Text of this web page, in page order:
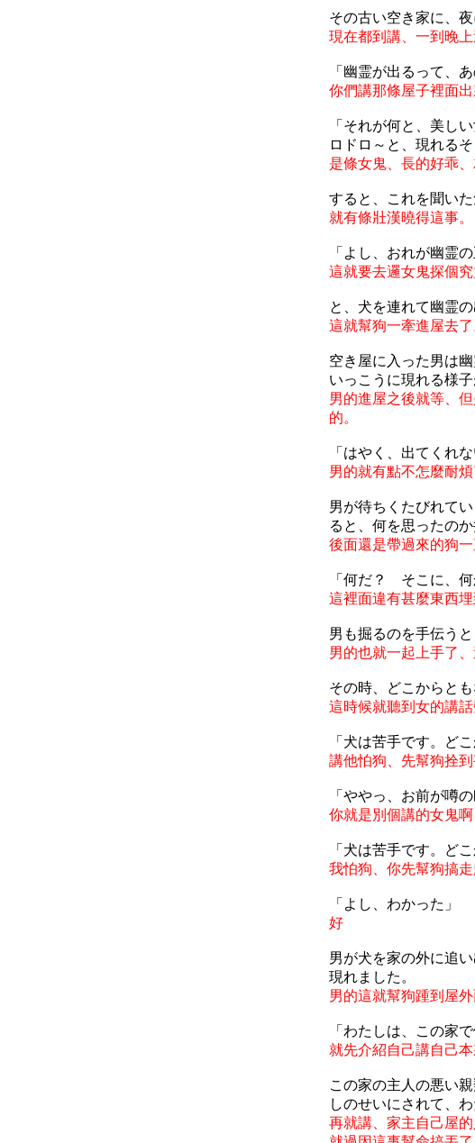
その古い空き家に、
現在都到講、一到晚上
「幽霊が出るって、
你們講那條屋子裡面
「それが何と、美し
ロドロ～と、現れるそ
是條女鬼、長的好乖
すると、これを聞いた
就有條壯漢曉得這事。
「よし、おれが幽霊
這就要去邏女鬼探個
と、犬を連れて幽霊
這就幫狗一牽進屋去了
空き屋に入った男は
いっこうに現れる様子
男的進屋之後就等、
的。
「はやく、出てくれな
男的就有點不怎麼耐煩
男が待ちくたびれて
ると、何を思ったの
後面還是帶過來的狗
「何だ？ そこに、何
這裡面違有甚麼東西埋
男も掘るのを手伝う
男的也就一起上手了
その時、どこからと
這時候就聽到女的講話
「犬は苦手です。ど
講他怕狗、先幫狗拴到
「ややっ、お前が噂
你就是別個講的女鬼啊
「犬は苦手です。ど
我怕狗、你先幫狗搞走
「よし、わかった」
好
男が犬を家の外に追
現れました。
男的這就幫狗踵到屋
「わたしは、この家
就先介紹自己講自己本
この家の主人の悪い
しのせいにされて、
再就講、家主自己屋